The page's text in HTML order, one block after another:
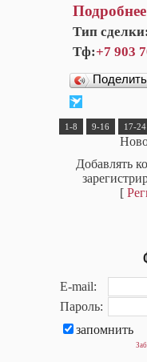
Подробнее
Тип сделки:
Тф:+7 903
1-8 9-16 17-24
Добавлять
[
E-mail:
Пароль:
запомнить